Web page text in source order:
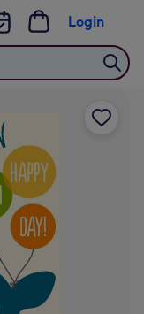
Login